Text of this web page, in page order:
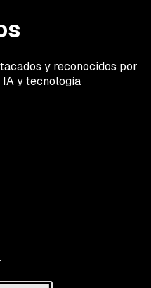
y reconocidos por
y tecnología